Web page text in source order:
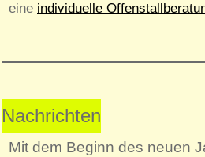
eine individuelle
Nachrichten
Mit dem Beginn des neuen